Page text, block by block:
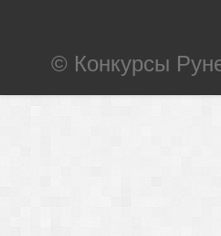
© Конкурсы